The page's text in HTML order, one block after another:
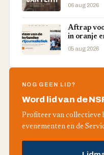
06 aug 2026
Aftrap
in oranje
05 aug 2026
NOG GEEN LID?
Word lid van de
Profiteer van collectieve
evenementen en de